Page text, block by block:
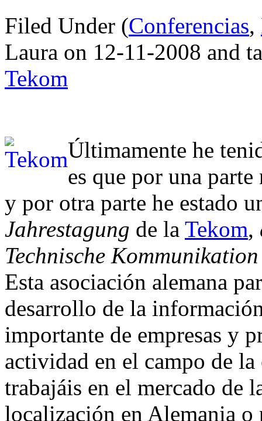
Filed Under (Conferencias,
Laura on 12-11-2008 and
Tekom
Últimamente he
es que por una
y por otra parte he estado
Jahrestagung de la Tekom,
Technische
Esta asociación alemana
desarrollo de la
importante de empresas y
actividad en el campo de
trabajáis en el mercado de
localización en Alemania o